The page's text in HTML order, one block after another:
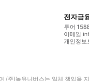
전자금
투어
이메일
개인정
(주)놀유니버스는 일체 책임을